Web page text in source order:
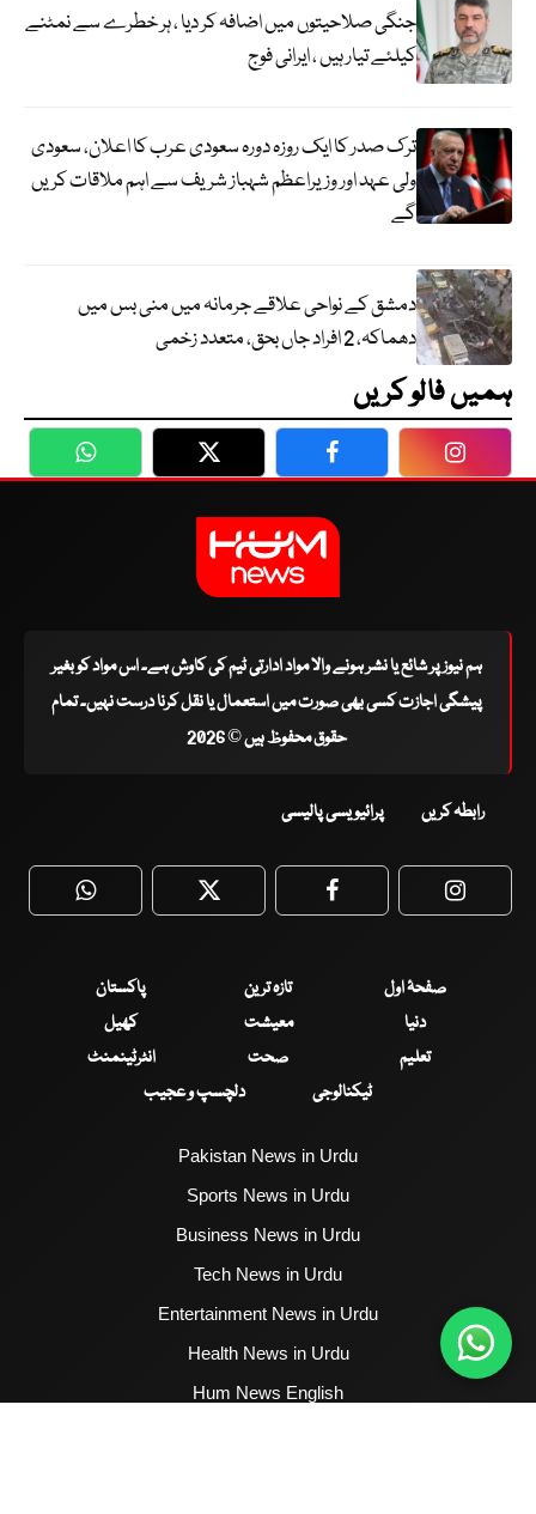
جنگی صلاحیتوں میں اضافہ کر دیا ، ہر خطرے سے نمٹنے
کیلئے تیار ہیں ، ایرانی فوج
ترک صدر کا ایک روزہ دورہ سعودی عرب کا اعلان، سعودی
ولی عہد اور وزیراعظم شہباز شریف سے اہم ملاقات کریں
گے
دمشق کے نواحی علاقے جرمانہ میں منی بس میں
دھماکہ، 2 افراد جاں بحق، متعدد زخمی
ہمیں فالو کریں
WhatsApp Twitter Facebook
ہم نیوز پر شائع یا نشر ہونے والا مواد ادارتی ٹیم کی کاوش ہے۔ اس مواد کو بغیر
پیشگی اجازت کسی بھی صورت میں استعمال یا نقل کرنا درست نہیں۔ تمام
حقوق محفوظ ہیں © 2026
رابطہ کریں پرائیویسی پالیسی
WhatsApp Twitter Facebook
صفحۂ اول تازہ ترین
پاکستان
دنیا
معیشت
کھیل
تعلیم
صحت
انٹرٹینمنٹ
ٹیکنالوجی
دلچسپ و عجیب
Pakistan News in Urdu
Sports News in Urdu
Business News in Urdu
Tech News in Urdu
Entertainment News in Urdu
Health News in Urdu
Hum News English